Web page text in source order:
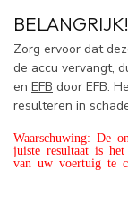
BELANGRIJK!
Zorg ervoor dat
de accu vervangt,
en EFB door EFB.
resulteren in
Waarschuwing: De
juiste resultaat is
van uw voertuig te